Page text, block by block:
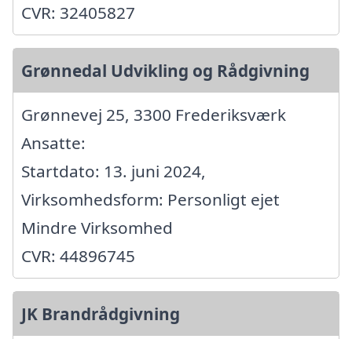
CVR: 32405827
Grønnedal Udvikling og Rådgivning
Grønnevej 25, 3300 Frederiksværk
Ansatte:
Startdato: 13. juni 2024,
Virksomhedsform: Personligt ejet
Mindre Virksomhed
CVR: 44896745
JK Brandrådgivning